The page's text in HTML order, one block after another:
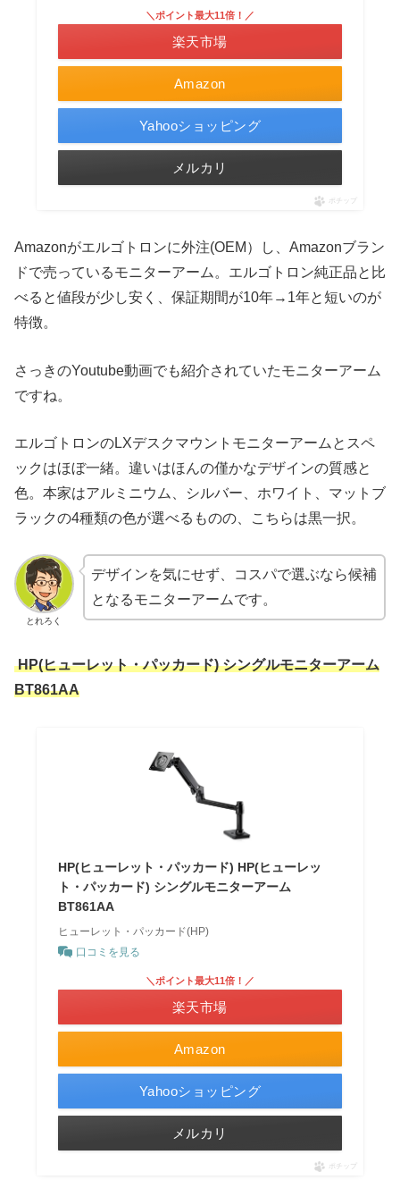
Amazon
＼ポイント最大11倍！／
楽天市場
Yahooショッピング
メルカリ
ポチップ
Amazonがエルゴトロンに外注(OEM）し、Amazonブラン
ドで売っているモニターアーム。エルゴトロン純正品と比
べると値段が少し安く、保証期間が10年→1年と短いのが
特徴。
さっきのYoutube動画でも紹介されていたモニターアーム
ですね。
エルゴトロンのLXデスクマウントモニターアームとスペ
ックはほぼ一緒。違いはほんの僅かなデザインの質感と
色。本家はアルミニウム、シルバー、ホワイト、マットブ
ラックの4種類の色が選べるものの、こちらは黒一択。
とれろく
デザインを気にせず、コスパで選ぶなら候補
となるモニターアームです。
HP(ヒューレット・パッカード) シングルモニターアーム
BT861AA
HP(ヒューレット・パッカード) HP(ヒューレッ
ト・パッカード) シングルモニターアーム
BT861AA
ヒューレット・パッカード(HP)
口コミを見る
Amazon
＼ポイント最大11倍！／
楽天市場
Yahooショッピング
メルカリ
ポチップ